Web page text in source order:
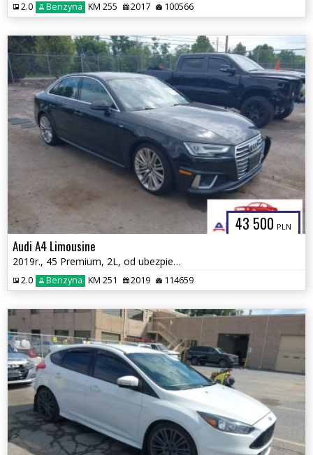
2.0 Benzyna KM 255 2017 100566
43 500 PLN
Audi A4 Limousine
2019r., 45 Premium, 2L, od ubezpieczalni
2.0 Benzyna KM 251 2019 114659